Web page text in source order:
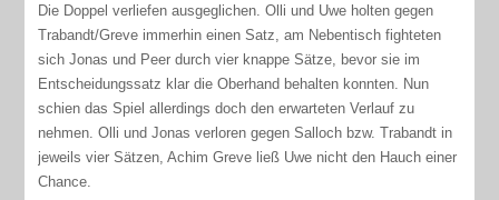
Die Doppel verliefen ausgeglichen. Olli und Uwe holten gegen
Trabandt/Greve immerhin einen Satz, am Nebentisch fighteten
sich Jonas und Peer durch vier knappe Sätze, bevor sie im
Entscheidungssatz klar die Oberhand behalten konnten. Nun
schien das Spiel allerdings doch den erwarteten Verlauf zu
nehmen. Olli und Jonas verloren gegen Salloch bzw. Trabandt in
jeweils vier Sätzen, Achim Greve ließ Uwe nicht den Hauch einer
Chance.